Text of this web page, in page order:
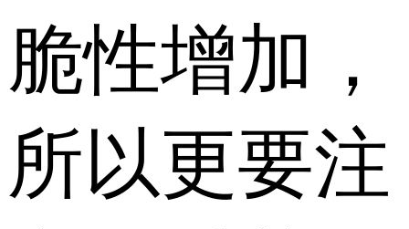
脆性增加，
所以更要注